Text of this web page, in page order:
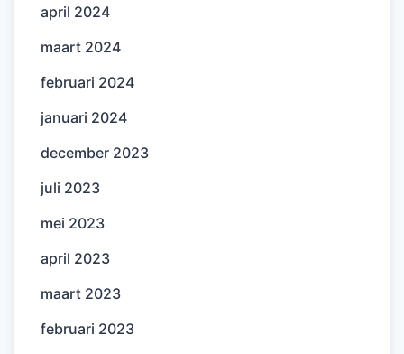
april 2024
maart 2024
februari 2024
januari 2024
december 2023
juli 2023
mei 2023
april 2023
maart 2023
februari 2023